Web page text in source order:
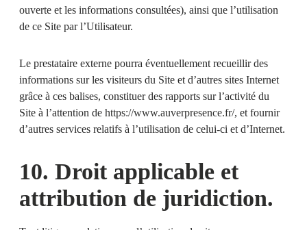
ouverte et les informations consultées), ainsi que l’utilisation
de ce Site par l’Utilisateur.
Le prestataire externe pourra éventuellement recueillir des
informations sur les visiteurs du Site et d’autres sites Internet
grâce à ces balises, constituer des rapports sur l’activité du
Site à l’attention de https://www.auverpresence.fr/, et fournir
d’autres services relatifs à l’utilisation de celui-ci et d’Internet.
10. Droit applicable et
attribution de juridiction.